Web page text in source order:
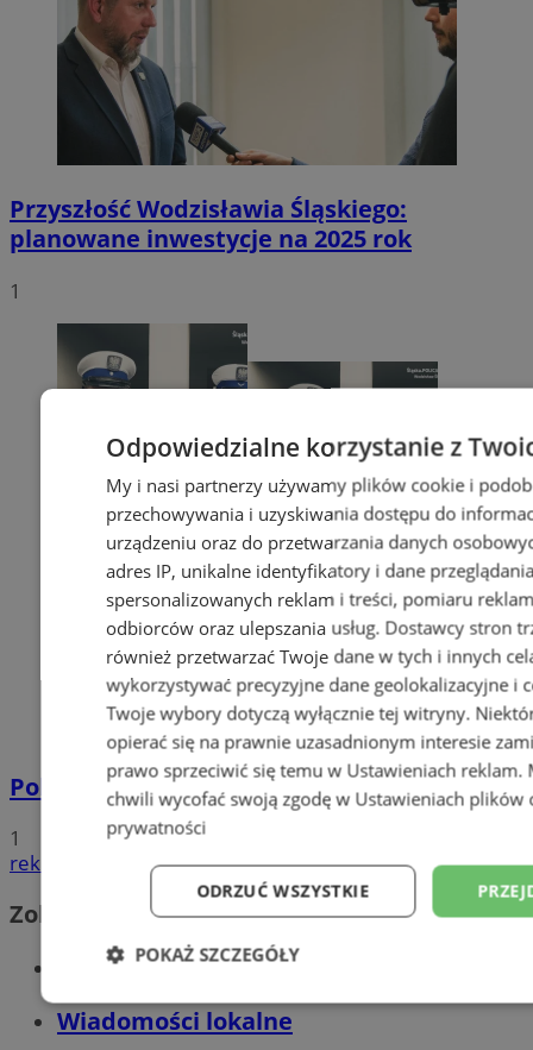
Przyszłość Wodzisławia Śląskiego:
planowane inwestycje na 2025 rok
1
Policyjna eskorta na porodówkę
1
reklama
Zobacz również
Wiadomości kryminalne w Wodzisławiu
Wiadomości lokalne
Odpowiedzialne korzystanie z
My i nasi partnerzy używamy plików cookie i
przechowywania i uzyskiwania dostępu do
urządzeniu oraz do przetwarzania danych
adres IP, unikalne identyfikatory i dane
spersonalizowanych reklam i treści, pomiaru
odbiorców oraz ulepszania usług. Dostawcy stron
również przetwarzać Twoje dane w tych i innych
wykorzystywać precyzyjne dane geolokalizacyjne i
Twoje wybory dotyczą wyłącznie tej witryny.
opierać się na prawnie uzasadnionym interesie
prawo sprzeciwić się temu w Ustawieniach reklam.
chwili wycofać swoją zgodę w Ustawieniach plików
prywatności
ODRZUĆ WSZYSTKIE
POKAŻ SZCZEGÓŁY
Niezbędne Wydajność